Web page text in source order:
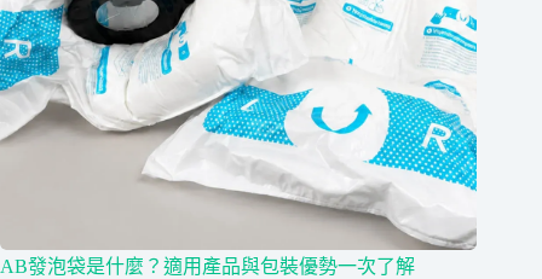
AB發泡袋是什麼？適用產品與包裝優勢一次了解